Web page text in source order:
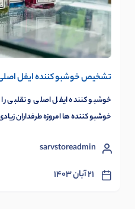
تشخیص خوشبو کننده ایفل
خوشبو کننده ایفل اصلی و تقلبی
خوشبو کننده ها امروزه طرفداران
sarvstoreadmin
۲۱ آبان ۱۴۰۳